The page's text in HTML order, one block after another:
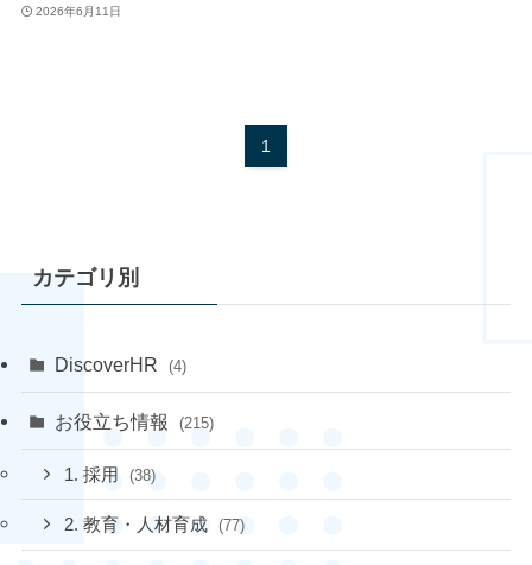
2026年6月11日
1
カテゴリ別
DiscoverHR (4)
お役立ち情報 (215)
1. 採用 (38)
2. 教育・人材育成 (77)